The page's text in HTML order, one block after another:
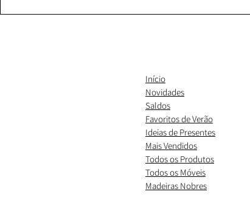
Início
Novidades
Saldos
Favoritos de Verão
Ideias de Presentes
​Mais Vendidos
Todos os Produtos
Todos os Móveis
Madeiras Nobres